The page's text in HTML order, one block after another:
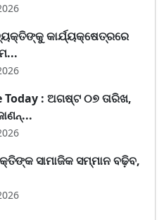
କାର୍ଯ୍ୟକ୍ଷେତ୍ରରେ
Today : ଅଗଷ୍ଟ ୦୭ ତାରିଖ,
ସାମାଜିକ ସମ୍ମାନ ବଢ଼ିବ,